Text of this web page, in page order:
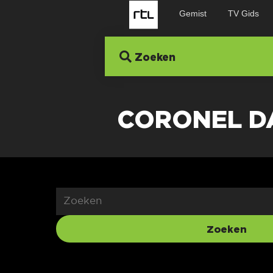
Gemist TV Gids
Zoeken
CORONEL